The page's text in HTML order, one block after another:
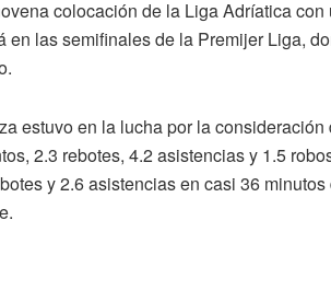
colocación de la Liga Adríatica con
en las semifinales de la Premijer Liga,
estuvo en la lucha por la consideración
2.3 rebotes, 4.2 asistencias y 1.5
y 2.6 asistencias en casi 36 minutos